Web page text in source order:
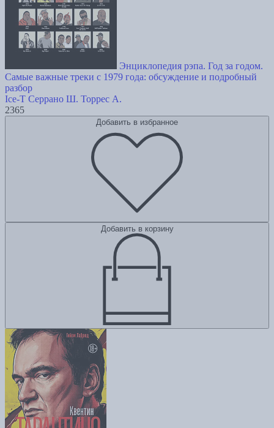
Энциклопедия рэпа. Год за годом.
Самые важные треки c 1979 года: обсуждение и подробный
разбор
Ice-T Серрано Ш. Торрес А.
2365
Добавить в избранное
Добавить в корзину